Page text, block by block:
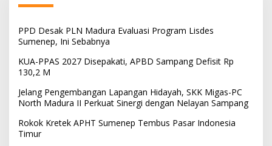
PPD Desak PLN Madura Evaluasi Program Lisdes
Sumenep, Ini Sebabnya
KUA-PPAS 2027 Disepakati, APBD Sampang Defisit Rp
130,2 M
Jelang Pengembangan Lapangan Hidayah, SKK Migas-PC
North Madura II Perkuat Sinergi dengan Nelayan Sampang
Rokok Kretek APHT Sumenep Tembus Pasar Indonesia
Timur